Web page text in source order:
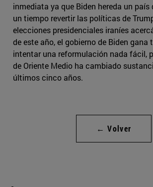
inmediata ya que Biden hereda un
un tiempo revertir las políticas de
elecciones presidenciales iraníes
de este año, el gobierno de Biden gana
intentar una reformulación nada fácil,
de Oriente Medio ha cambiado
últimos cinco años.
← Volver